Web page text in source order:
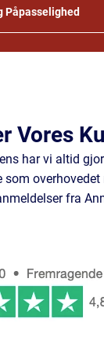
Påpasselighed
Vores
har vi altid
som
fra